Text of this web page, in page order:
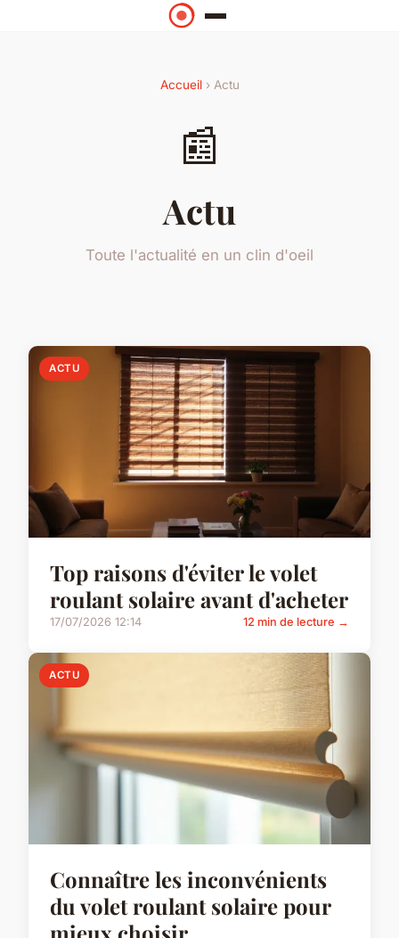
Accueil› Actu
📰
Actu
Toute l'actualité en un clin d'oeil
ACTU
Top raisons d'éviter le volet
roulant solaire avant d'acheter
17/07/2026 12:14 12 min de lecture →
ACTU
Connaître les inconvénients
du volet roulant solaire pour